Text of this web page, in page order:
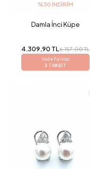
%30 İNDIRIM
Damla İnci Küpe
4.309,90 TL6.157,00 TL
Vade Farksız
3 TAKSİT